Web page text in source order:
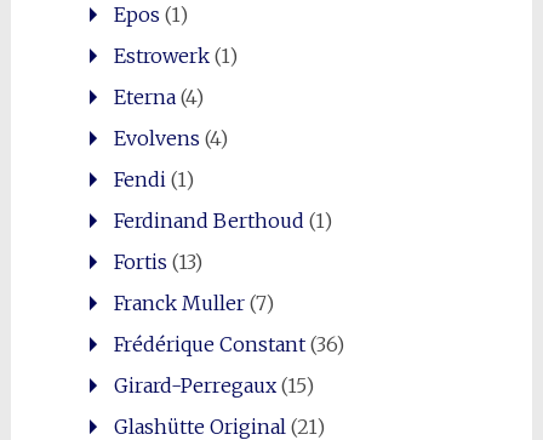
Epos (1)
Estrowerk(1)
Eterna(4)
Evolvens (4)
Fendi (1)
Ferdinand Berthoud (1)
Fortis (13)
Franck Muller(7)
Frédérique Constant(36)
Girard-Perregaux(15)
Glashütte Original (21)